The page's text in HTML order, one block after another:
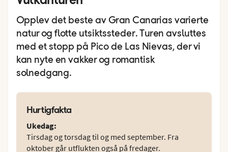
Opplev det beste av Gran Canarias varierte
natur og flotte utsiktssteder. Turen avsluttes
med et stopp på Pico de Las Nievas, der vi
kan nyte en vakker og romantisk
solnedgang.
Hurtigfakta
Ukedag:
Tirsdag og torsdag til og med september. Fra
oktober går utflukten også på fredager.